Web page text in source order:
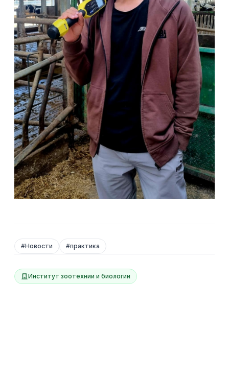
#Новости #практика
Институт зоотехнии и биологии